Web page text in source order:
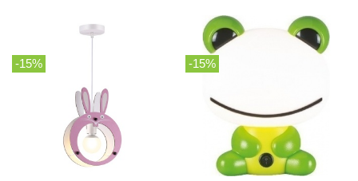
-15% -15%